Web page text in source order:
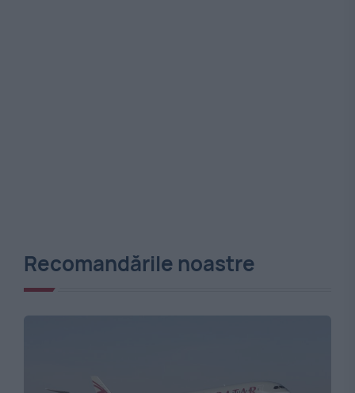
Recomandările noastre